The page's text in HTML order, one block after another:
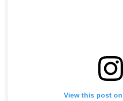
View this post